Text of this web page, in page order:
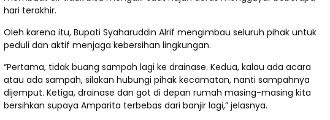
hari terakhir.
Oleh karena itu, Bupati Syaharuddin Alrif mengimbau seluruh pihak untuk
peduli dan aktif menjaga kebersihan lingkungan.
“Pertama, tidak buang sampah lagi ke drainase. Kedua, kalau ada acara
atau ada sampah, silakan hubungi pihak kecamatan, nanti sampahnya
dijemput. Ketiga, drainase dan got di depan rumah masing-masing kita
bersihkan supaya Amparita terbebas dari banjir lagi,” jelasnya.